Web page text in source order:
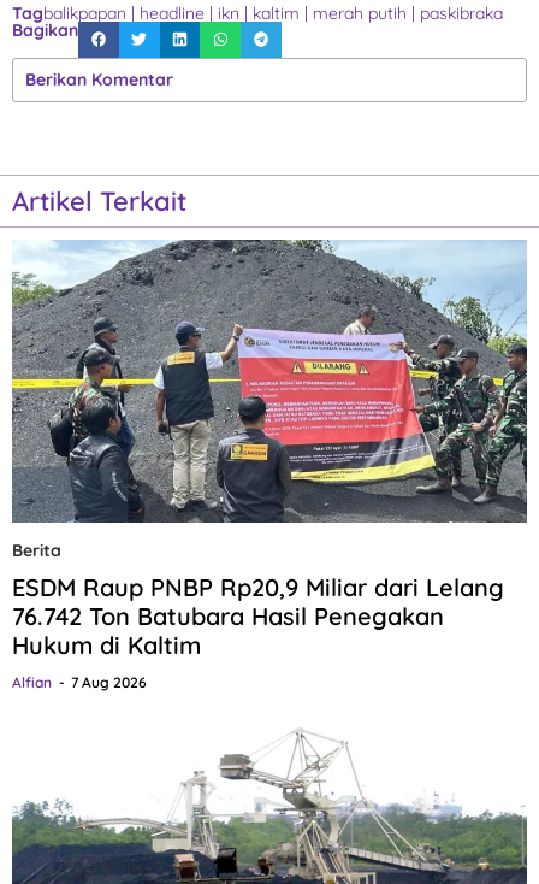
Tagbalikpapan | headline | ikn | kaltim | merah putih | paskibraka
Bagikan
Berikan Komentar
Artikel Terkait
Berita
ESDM Raup PNBP Rp20,9 Miliar dari Lelang
76.742 Ton Batubara Hasil Penegakan
Hukum di Kaltim
Alfian 7 Aug 2026